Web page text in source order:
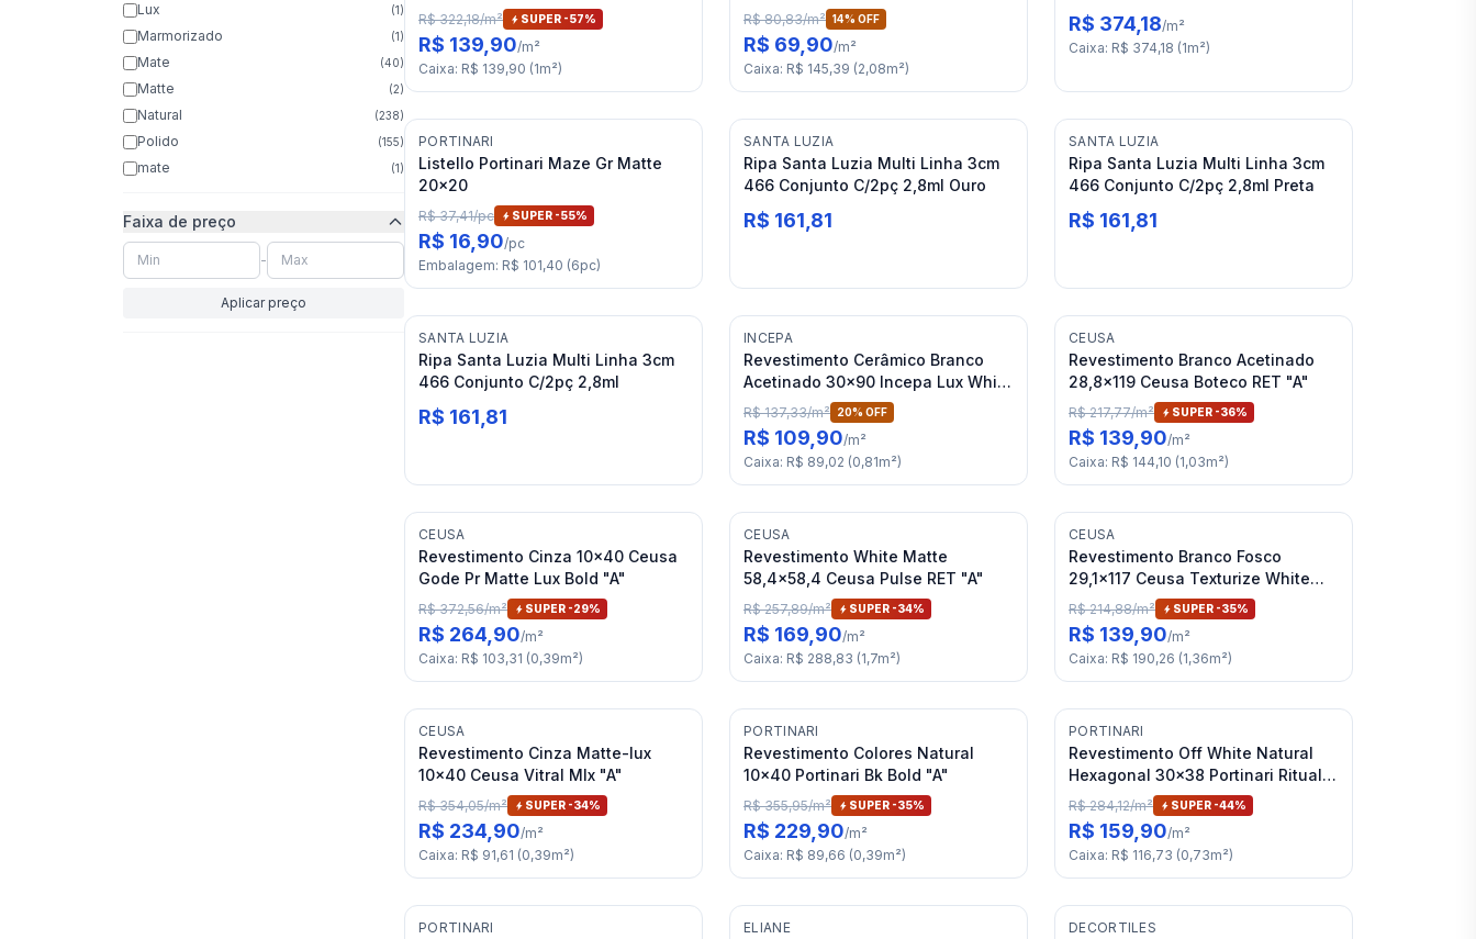
Lux (1)
Marmorizado (1)
Mate (40)
Matte (2)
Natural (238)
Polido (155)
mate (1)
Faixa de preço
-
Aplicar preço
R$ 322,18/m² SUPER -57%
R$ 139,90/m²
Caixa: R$ 139,90 (1m²)
R$ 80,83/m² 14% OFF
R$ 69,90/m²
Caixa: R$ 145,39 (2,08m²)
R$ 374,18/m²
Caixa: R$ 374,18 (1m²)
PORTINARI
Listello Portinari Maze Gr Matte
20x20
R$ 37,41/pc SUPER -55%
R$ 16,90/pc
Embalagem: R$ 101,40 (6pc)
SANTA LUZIA
Ripa Santa Luzia Multi Linha 3cm
466 Conjunto C/2pç 2,8ml Ouro
R$ 161,81
SANTA LUZIA
Ripa Santa Luzia Multi Linha 3cm
466 Conjunto C/2pç 2,8ml Preta
R$ 161,81
SANTA LUZIA
Ripa Santa Luzia Multi Linha 3cm
466 Conjunto C/2pç 2,8ml
R$ 161,81
INCEPA
Revestimento Cerâmico Branco
Acetinado 30x90 Incepa Lux White
RET "A"
R$ 137,33/m² 20% OFF
R$ 109,90/m²
Caixa: R$ 89,02 (0,81m²)
CEUSA
Revestimento Branco Acetinado
28,8x119 Ceusa Boteco RET "A"
R$ 217,77/m² SUPER -36%
R$ 139,90/m²
Caixa: R$ 144,10 (1,03m²)
CEUSA
Revestimento Cinza 10x40 Ceusa
Gode Pr Matte Lux Bold "A"
R$ 372,56/m² SUPER -29%
R$ 264,90/m²
Caixa: R$ 103,31 (0,39m²)
CEUSA
Revestimento White Matte
58,4x58,4 Ceusa Pulse RET "A"
R$ 257,89/m² SUPER -34%
R$ 169,90/m²
Caixa: R$ 288,83 (1,7m²)
CEUSA
Revestimento Branco Fosco
29,1x117 Ceusa Texturize White
Matte "A"
R$ 214,88/m² SUPER -35%
R$ 139,90/m²
Caixa: R$ 190,26 (1,36m²)
CEUSA
Revestimento Cinza Matte-lux
10x40 Ceusa Vitral Mlx "A"
R$ 354,05/m² SUPER -34%
R$ 234,90/m²
Caixa: R$ 91,61 (0,39m²)
PORTINARI
Revestimento Colores Natural
10x40 Portinari Bk Bold "A"
R$ 355,95/m² SUPER -35%
R$ 229,90/m²
Caixa: R$ 89,66 (0,39m²)
PORTINARI
Revestimento Off White Natural
Hexagonal 30x38 Portinari Ritual
Bold "A"
R$ 284,12/m² SUPER -44%
R$ 159,90/m²
Caixa: R$ 116,73 (0,73m²)
PORTINARI ELIANE DECORTILES